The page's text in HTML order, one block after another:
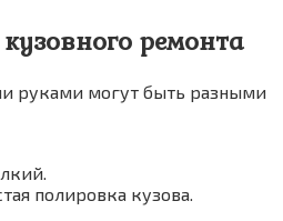
ремонта
руками могут быть разными
полировка кузова.